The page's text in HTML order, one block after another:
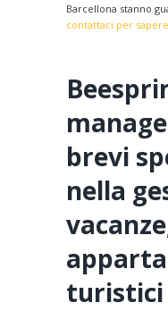
Barcellona stanno
contattaci per
brevi
nella
turistici